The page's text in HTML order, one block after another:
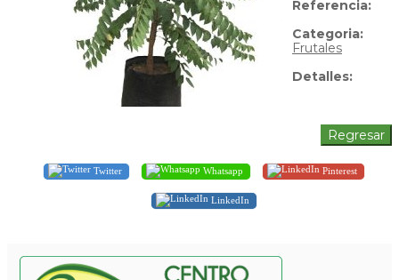
Referencia:
Categoria:
Frutales
Detalles:
Twitter Whatsapp Pinterest
LinkedIn